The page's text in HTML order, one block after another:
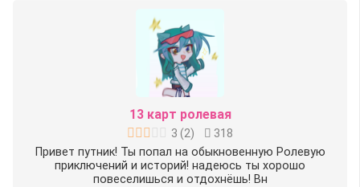
13 карт ролевая
3 (2)
318
Привет путник! Ты попал на обыкновенную Ролевую
приключений и историй! надеюсь ты хорошо
повеселишься и отдохнёшь! Вн